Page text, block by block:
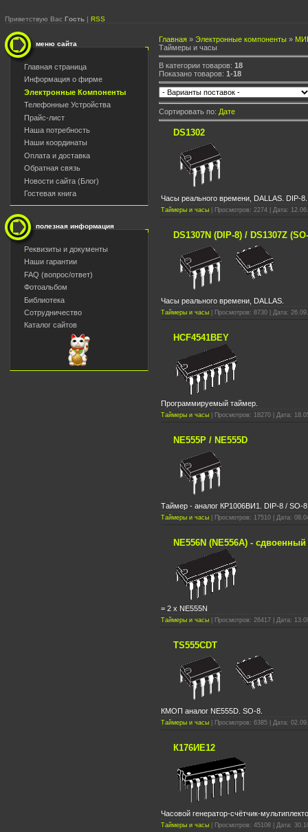
Приветствую Вас Гость | RSS
меню сайта
Главная страница
Информация о фирме
Электронные Компоненты
Телефонные Устройства
Прайс-лист
Наша потребность
Наши координаты
Оплата и доставка
Обратная связь
Новости сайта (Блог)
Гостевая книга
полезная информация
Реквизиты и документы
Наши гарантии
FAQ (вопрос/ответ)
Фотоальбом
Библиотека
Сотрудничество
Каталог сайтов
Главная » Электронные компоненты »
Таймеры и часы
В категории товаров: 18
Показано товаров: 1-18
Сортировать по: Дате
DS1302
Часы реального времени, DALLAS. DIP-8.
Таймеры и часы | Просмотров: 2274 | Дата:
DS1307N (DIP-8) / DS1307Z
Часы реального времени, DALLAS.
Таймеры и часы | Просмотров: 8730 | Дата:
HCF4541BEY
Программируемый таймер.
Таймеры и часы | Просмотров: 18270 | Дата:
NE555P / NE555D
Таймер - аналог КР1006ВИ1. DIP-8 / SO-
Таймеры и часы | Просмотров: 17510 | Дата:
NE556N (NE556A) -
= 2 x NE555N
Таймеры и часы | Просмотров: 26417 | Дата:
TS555CDT
КМОП аналог NE555D. SO-8.
Таймеры и часы | Просмотров: 6385 | Дата:
К176ИЕ12
Часовой генератор-счётчик-
Таймеры и часы | Просмотров: 45108 | Дата: